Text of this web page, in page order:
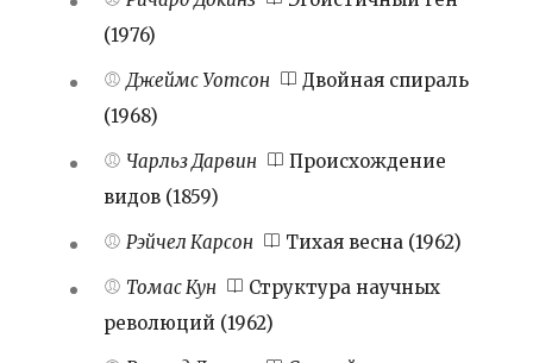
(1976)
Джеймс Уотсон
Двойная спираль
(1968)
Чарльз Дарвин
Происхождение
видов (1859)
Рэйчел Карсон
Тихая весна (1962)
Томас Кун
Структура научных
революций (1962)